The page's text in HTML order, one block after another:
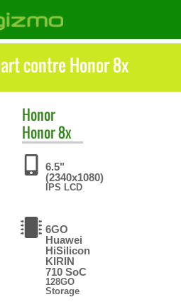
Huawei P smart contre Honor 8x
Honor
Honor 8x
6.5"
(2340x1080)
IPS LCD
6GO
Huawei
HiSilicon
KIRIN
710 SoC
128GO
Storage